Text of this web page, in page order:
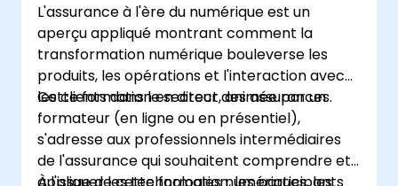
L'assurance à l'ère du numérique est un
aperçu appliqué montrant comment la
transformation numérique bouleverse les
produits, les opérations et l'interaction avec
les clients dans le secteur des assurances.
Cette formation en direct, animée par un
formateur (en ligne ou en présentiel),
s'adresse aux professionnels intermédiaires
de l'assurance qui souhaitent comprendre et
appliquer les technologies numériques, les
À l'issue de cette formation, les participants